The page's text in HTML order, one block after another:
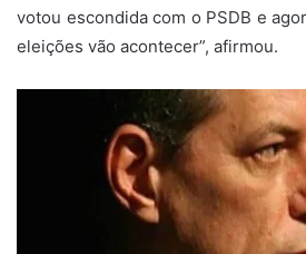
votou escondida com o PSDB e
eleições vão acontecer”, afirmou.